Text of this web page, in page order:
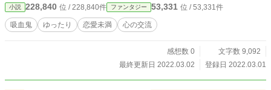
小説 228,840 位 / 228,840件 ファンタジー 53,331 位 / 53,331件
吸血鬼 ゆったり 恋愛未満 心の交流
感想数 0
文字数 9,092
最終更新日 2022.03.02
登録日 2022.03.01